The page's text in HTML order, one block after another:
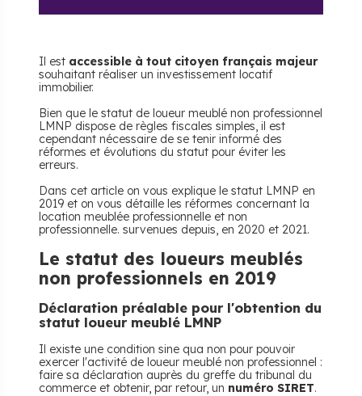
Il est accessible à tout citoyen français majeur
souhaitant réaliser un investissement locatif
immobilier.
Bien que le statut de loueur meublé non professionnel
LMNP dispose de règles fiscales simples, il est
cependant nécessaire de se tenir informé des
réformes et évolutions du statut pour éviter les
erreurs.
Dans cet article on vous explique le statut LMNP en
2019 et on vous détaille les réformes concernant la
location meublée professionnelle et non
professionnelle. survenues depuis, en 2020 et 2021.
Le statut des loueurs meublés
non professionnels en 2019
Déclaration préalable pour l'obtention du
statut loueur meublé LMNP
Il existe une condition sine qua non pour pouvoir
exercer l'activité de loueur meublé non professionnel :
faire sa déclaration auprès du greffe du tribunal du
commerce et obtenir, par retour, un numéro SIRET.